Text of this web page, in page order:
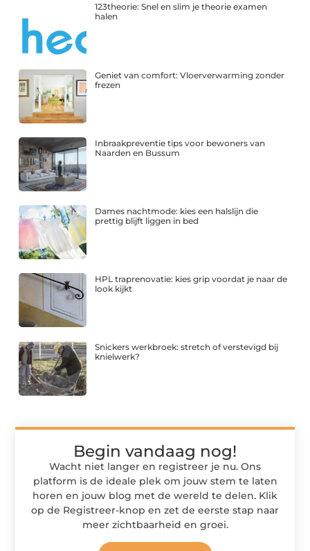
123theorie: Snel en slim je theorie examen
halen
Geniet van comfort: Vloerverwarming zonder
frezen
Inbraakpreventie tips voor bewoners van
Naarden en Bussum
Dames nachtmode: kies een halslijn die
prettig blijft liggen in bed
HPL traprenovatie: kies grip voordat je naar de
look kijkt
Snickers werkbroek: stretch of verstevigd bij
knielwerk?
Begin vandaag nog!
Wacht niet langer en registreer je nu. Ons
platform is de ideale plek om jouw stem te laten
horen en jouw blog met de wereld te delen. Klik
op de Registreer-knop en zet de eerste stap naar
meer zichtbaarheid en groei.